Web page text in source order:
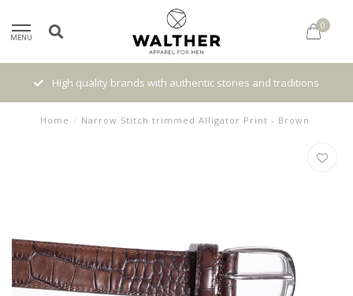
MENU
0
High quality brands with authentic stories and traditions
Home / Narrow Stitch trimmed Alligator Print - Brown